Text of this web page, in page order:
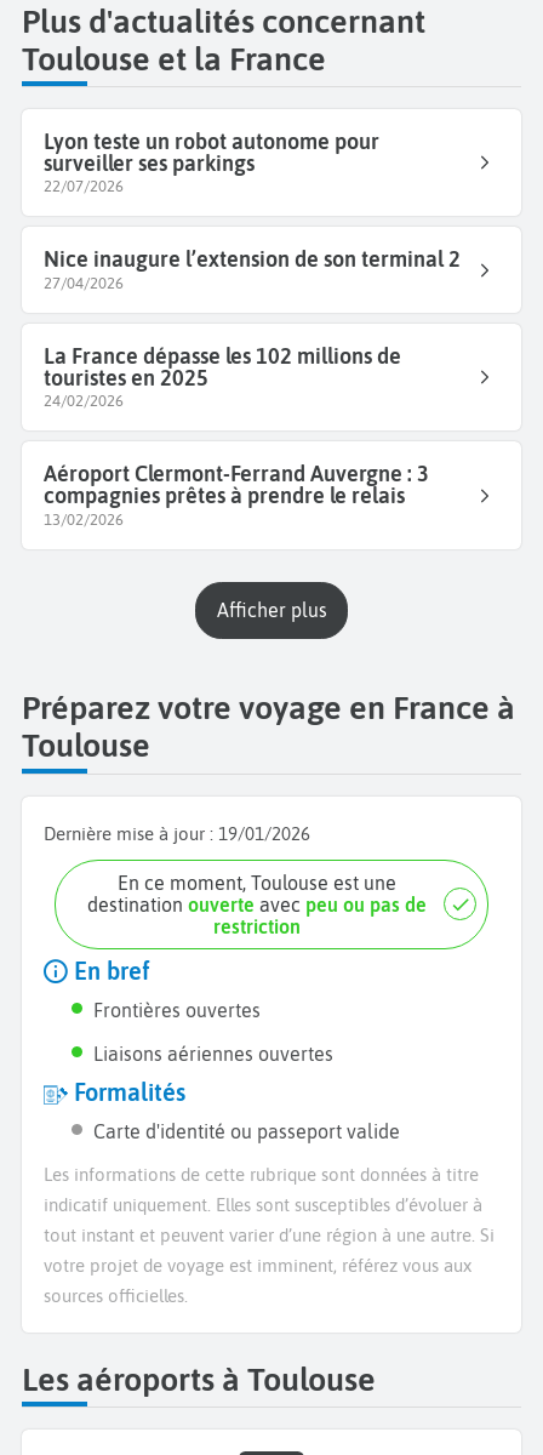
Plus d'actualités concernant
Toulouse et la France
Lyon teste un robot autonome pour
surveiller ses parkings
22/07/2026
Nice inaugure l’extension de son terminal 2
27/04/2026
La France dépasse les 102 millions de
touristes en 2025
24/02/2026
Aéroport Clermont-Ferrand Auvergne : 3
compagnies prêtes à prendre le relais
13/02/2026
Afficher plus
Préparez votre voyage en France à
Toulouse
Dernière mise à jour : 19/01/2026
En ce moment, Toulouse est une
destinationouverte avec peu ou pas de
restriction
En bref
Frontières ouvertes
Liaisons aériennes ouvertes
Formalités
Carte d'identité ou passeport valide
Les informations de cette rubrique sont données à titre
indicatif uniquement. Elles sont susceptibles d’évoluer à
tout instant et peuvent varier d’une région à une autre. Si
votre projet de voyage est imminent, référez vous aux
sources officielles.
Les aéroports à Toulouse